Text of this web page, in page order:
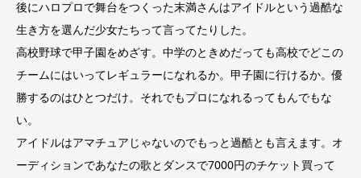
後にハロプロで舞台をつくった末満さんはアイドルという過酷な
生き方を選んだ少女たちって言ってたりした。
高校野球で甲子園をめざす。中学のときめだっても高校でどこの
チームにはいってレギュラーになれるか。甲子園に行けるか。優
勝するのはひとつだけ。それでもプロになれるってもんでもな
い。
アイドルはアマチュアじゃないのでもっと過酷とも言えます。オ
ーディションであなたの歌とダンスで7000円のチケット買って